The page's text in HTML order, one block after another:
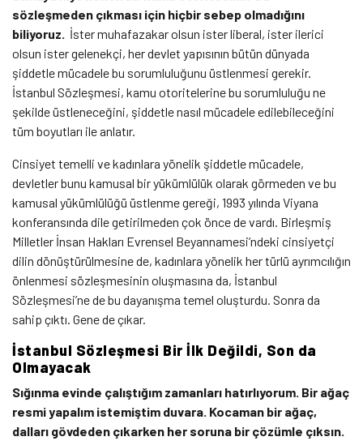
sözleşmeden çıkması için hiçbir sebep olmadığını
biliyoruz. İster muhafazakar olsun ister liberal, ister ilerici
olsun ister gelenekçi, her devlet yapısının bütün dünyada
şiddetle mücadele bu sorumluluğunu üstlenmesi gerekir.
İstanbul Sözleşmesi, kamu otoritelerine bu sorumluluğu ne
şekilde üstleneceğini, şiddetle nasıl mücadele edilebileceğini
tüm boyutları ile anlatır.
Cinsiyet temelli ve kadınlara yönelik şiddetle mücadele,
devletler bunu kamusal bir yükümlülük olarak görmeden ve bu
kamusal yükümlülüğü üstlenme gereği, 1993 yılında Viyana
konferansında dile getirilmeden çok önce de vardı. Birleşmiş
Milletler İnsan Hakları Evrensel Beyannamesi’ndeki cinsiyetçi
dilin dönüştürülmesine de, kadınlara yönelik her türlü ayrımcılığın
önlenmesi sözleşmesinin oluşmasına da, İstanbul
Sözleşmesi’ne de bu dayanışma temel oluşturdu. Sonra da
sahip çıktı. Gene de çıkar.
İstanbul Sözleşmesi Bir İlk Değildi, Son da
Olmayacak
Sığınma evinde çalıştığım zamanları hatırlıyorum. Bir ağaç
resmi yapalım istemiştim duvara. Kocaman bir ağaç,
dalları gövdeden çıkarken her soruna bir çözümle çıksın.